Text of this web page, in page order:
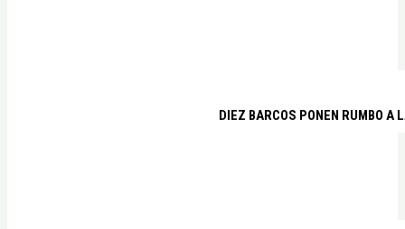
DIEZ BARCOS PONEN RUMBO A